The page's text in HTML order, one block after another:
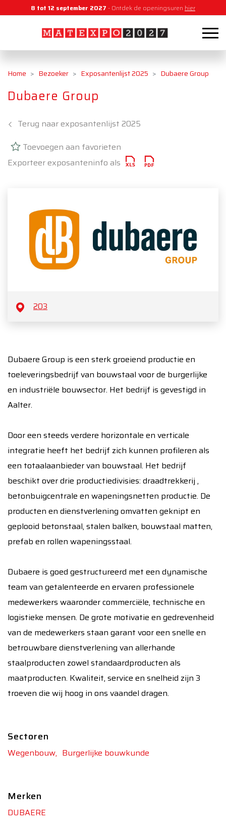
8 tot 12 september 2027 - Ontdek de openingsuren hier
Home Bezoeker Exposantenlijst 2025 Dubaere Group
Dubaere Group
Terug naar exposantenlijst 2025
Toevoegen aan favorieten
Exporteer exposanteninfo als
203
Dubaere Group is een sterk groeiend productie en
toeleveringsbedrijf van bouwstaal voor de burgerlijke
en industriële bouwsector. Het bedrijf is gevestigd in
Aalter.
Door een steeds verdere horizontale en verticale
integratie heeft het bedrijf zich kunnen profileren als
een totaalaanbieder van bouwstaal. Het bedrijf
beschikt over drie productiedivisies: draadtrekkerij ,
betonbuigcentrale en wapeningsnetten productie. De
producten en dienstverlening omvatten geknipt en
geplooid betonstaal, stalen balken, bouwstaal matten,
prefab en rollen wapeningsstaal.
Dubaere is goed gestructureerd met een dynamische
team van getalenteerde en ervaren professionele
medewerkers waaronder commerciële, technische en
logistieke mensen. De grote motivatie en gedrevenheid
van de medewerkers staan garant voor een snelle en
betrouwbare dienstverlening van allerhande
staalproducten zowel standaardproducten als
maatproducten. Kwaliteit, service en snelheid zijn 3
troeven die wij hoog in ons vaandel dragen.
Sectoren
Wegenbouw, Burgerlijke bouwkunde
Merken
DUBAERE